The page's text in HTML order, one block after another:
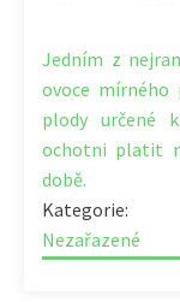
Jedním z
ovoce mírného
plody určené
ochotni platit
době.
Kategorie:
Nezařazené